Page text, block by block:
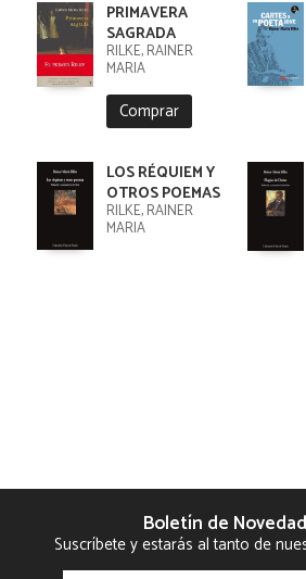
PRIMAVERA
SAGRADA
RILKE, RAINER
MARIA
Comprar
LOS RÉQUIEM Y
OTROS POEMAS
RILKE, RAINER
MARIA
Boletín de
Suscríbete y estarás al tanto de